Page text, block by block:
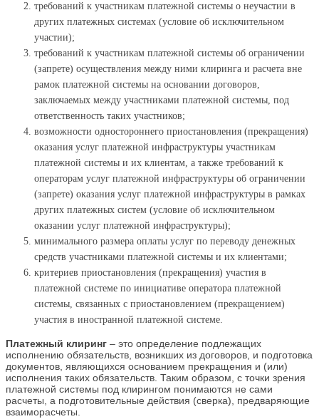
требований к участникам платежной системы о неучастии в
других платежных системах (условие об исключительном
участии);
требований к участникам платежной системы об ограничении
(запрете) осуществления между ними клиринга и расчета вне
рамок платежной системы на основании договоров,
заключаемых между участниками платежной системы, под
ответственность таких участников;
возможности одностороннего приостановления (прекращения)
оказания услуг платежной инфраструктуры участникам
платежной системы и их клиентам, а также требований к
операторам услуг платежной инфраструктуры об ограничении
(запрете) оказания услуг платежной инфраструктуры в рамках
других платежных систем (условие об исключительном
оказании услуг платежной инфраструктуры);
минимального размера оплаты услуг по переводу денежных
средств участниками платежной системы и их клиентами;
критериев приостановления (прекращения) участия в
платежной системе по инициативе оператора платежной
системы, связанных с приостановлением (прекращением)
участия в иностранной платежной системе.
Платежный клиринг – это определение подлежащих
исполнению обязательств, возникших из договоров, и подготовка
документов, являющихся основанием прекращения и (или)
исполнения таких обязательств. Таким образом, с точки зрения
платежной системы под клирингом понимаются не сами
расчеты, а подготовительные действия (сверка), предваряющие
взаиморасчеты.